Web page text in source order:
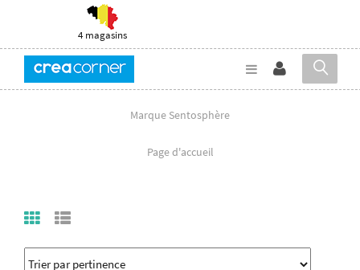
4 magasins
Marque Sentosphère
Page d'accueil